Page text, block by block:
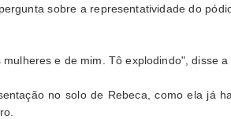
sobre a representatividade do
e de mim. Tô explodindo", disse a
no solo de Rebeca, como ela já